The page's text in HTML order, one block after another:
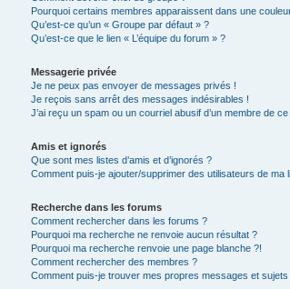
Pourquoi certains membres apparaissent dans une
Qu’est-ce qu’un « Groupe par défaut » ?
Qu’est-ce que le lien « L’équipe du forum » ?
Messagerie privée
Je ne peux pas envoyer de messages privés !
Je reçois sans arrêt des messages indésirables !
J’ai reçu un spam ou un courriel abusif d’un membre de
Amis et ignorés
Que sont mes listes d’amis et d’ignorés ?
Comment puis-je ajouter/supprimer des utilisateurs de ma
Recherche dans les forums
Comment rechercher dans les forums ?
Pourquoi ma recherche ne renvoie aucun résultat ?
Pourquoi ma recherche renvoie une page blanche ?!
Comment rechercher des membres ?
Comment puis-je trouver mes propres messages et sujets